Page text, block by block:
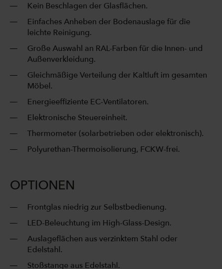
Kein Beschlagen der Glasflächen.
Einfaches Anheben der Bodenauslage für die
leichte Reinigung.
Große Auswahl an RAL-Farben für die Innen- und
Außenverkleidung.
Gleichmäßige Verteilung der Kaltluft im gesamten
Möbel.
Energieeffiziente EC-Ventilatoren.
Elektronische Steuereinheit.
Thermometer (solarbetrieben oder elektronisch).
Polyurethan-Thermoisolierung, FCKW-frei.
OPTIONEN
Frontglas niedrig zur Selbstbedienung.
LED-Beleuchtung im High-Glass-Design.
Auslageflächen aus verzinktem Stahl oder
Edelstahl.
Stoßstange aus Edelstahl.